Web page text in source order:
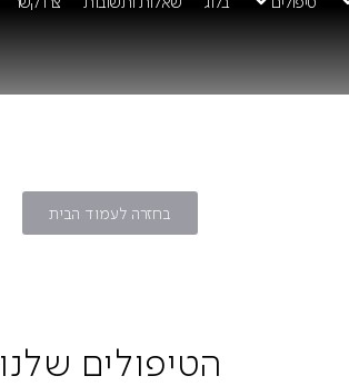
רפואית
בחזרה לעמוד הבית
הטיפולים שלנו